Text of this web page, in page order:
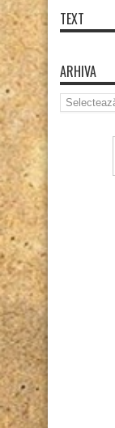
TEXT
ARHIVA
Arhiva